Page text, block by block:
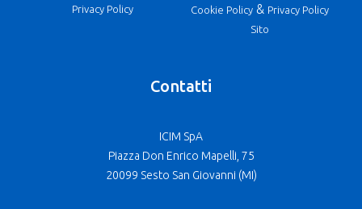
Privacy Policy Cookie Policy& Privacy Policy
Sito
Contatti
ICIM SpA
Piazza Don Enrico Mapelli, 75
20099 Sesto San Giovanni (MI)